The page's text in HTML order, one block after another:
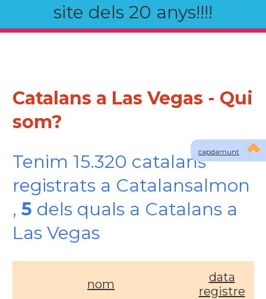
site dels 20 anys!!!!
capdamunt
Catalans a Las Vegas - Qui
som?
Tenim 15.320 catalans
registrats a Catalansalmon
, 5 dels quals a Catalans a
Las Vegas
nom
data
registre